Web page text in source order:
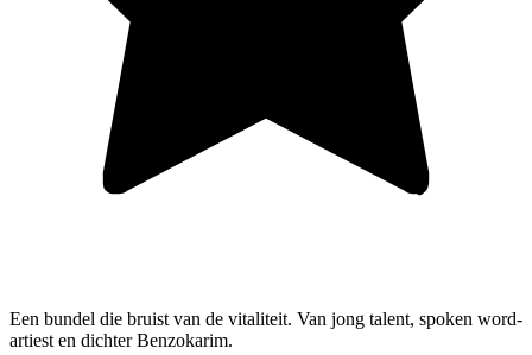
Een bundel die bruist van de vitaliteit. Van jong talent, spoken word-
artiest en dichter Benzokarim.